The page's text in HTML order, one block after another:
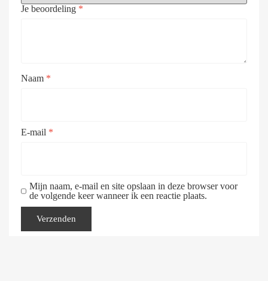
Je beoordeling *
Naam *
E-mail *
Mijn naam, e-mail en site opslaan in deze browser voor
de volgende keer wanneer ik een reactie plaats.